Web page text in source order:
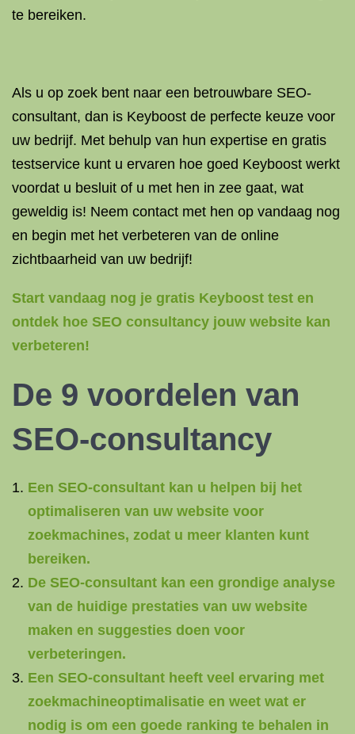
te bereiken.
Als u op zoek bent naar een betrouwbare SEO-
consultant, dan is Keyboost de perfecte keuze voor
uw bedrijf. Met behulp van hun expertise en gratis
testservice kunt u ervaren hoe goed Keyboost werkt
voordat u besluit of u met hen in zee gaat, wat
geweldig is! Neem contact met hen op vandaag nog
en begin met het verbeteren van de online
zichtbaarheid van uw bedrijf!
Start vandaag nog je gratis Keyboost test en
ontdek hoe SEO consultancy jouw website kan
verbeteren!
De 9 voordelen van
SEO-consultancy
Een SEO-consultant kan u helpen bij het
optimaliseren van uw website voor
zoekmachines, zodat u meer klanten kunt
bereiken.
De SEO-consultant kan een grondige analyse
van de huidige prestaties van uw website
maken en suggesties doen voor
verbeteringen.
Een SEO-consultant heeft veel ervaring met
zoekmachineoptimalisatie en weet wat er
nodig is om een goede ranking te behalen in